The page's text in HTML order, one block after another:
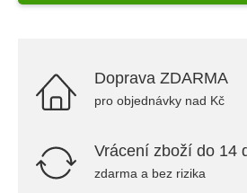
Doprava ZDARMA
pro objednávky nad Kč
Vrácení zboží do 14
zdarma a bez rizika